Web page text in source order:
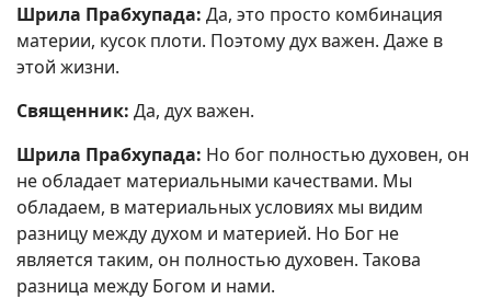
Шрила Прабхупада: Да, это просто комбинация
материи, кусок плоти. Поэтому дух важен. Даже в
этой жизни.
Священник: Да, дух важен.
Шрила Прабхупада: Но бог полностью духовен, он
не обладает материальными качествами. Мы
обладаем, в материальных условиях мы видим
разницу между духом и материей. Но Бог не
является таким, он полностью духовен. Такова
разница между Богом и нами.